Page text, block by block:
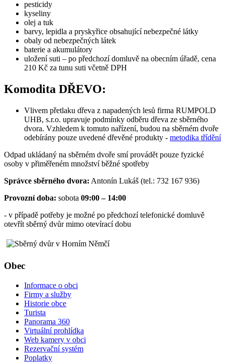
pesticidy
kyseliny
olej a tuk
barvy, lepidla a pryskyřice obsahující nebezpečné látky
obaly od nebezpečných látek
baterie a akumulátory
uložení suti – po předchozí domluvě na obecním úřadě, cena
210 Kč za tunu suti včetně DPH
Komodita DŘEVO:
Vlivem přetlaku dřeva z napadených lesů firma RUMPOLD
UHB, s.r.o. upravuje podmínky odběru dřeva ze sběrného
dvora. Vzhledem k tomuto nařízení, budou na sběrném dvoře
odebírány pouze uvedené dřevěné produkty - metodika třídění
Odpad ukládaný na sběrném dvoře smí provádět pouze fyzické
osoby v přiměřeném množství běžné spotřeby
Správce sběrného dvora: Antonín Lukáš (tel.: 732 167 936)
Provozní doba: sobota 09:00 – 14:00
- v případě potřeby je možné po předchozí telefonické domluvě
otevřít sběrný dvůr mimo otevírací dobu
Obec
Informace o obci
Firmy a služby
Historie obce
Turista
Panorama 360
Virtuální prohlídka
Web kamery v obci
Rezervační systém
Poplatky